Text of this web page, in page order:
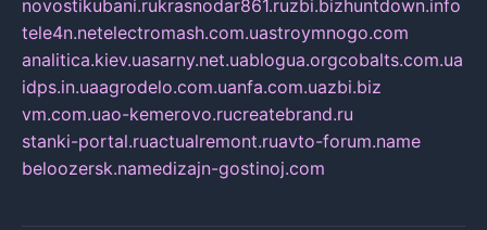
novostikubani.rukrasnodar861.ruzbi.bizhuntdown.info
tele4n.netelectromash.com.uastroymnogo.com
analitica.kiev.uasarny.net.uablogua.orgcobalts.com.ua
idps.in.uaagrodelo.com.uanfa.com.uazbi.biz
vm.com.uao-kemerovo.rucreatebrand.ru
stanki-portal.ruactualremont.ruavto-forum.name
beloozersk.namedizajn-gostinoj.com